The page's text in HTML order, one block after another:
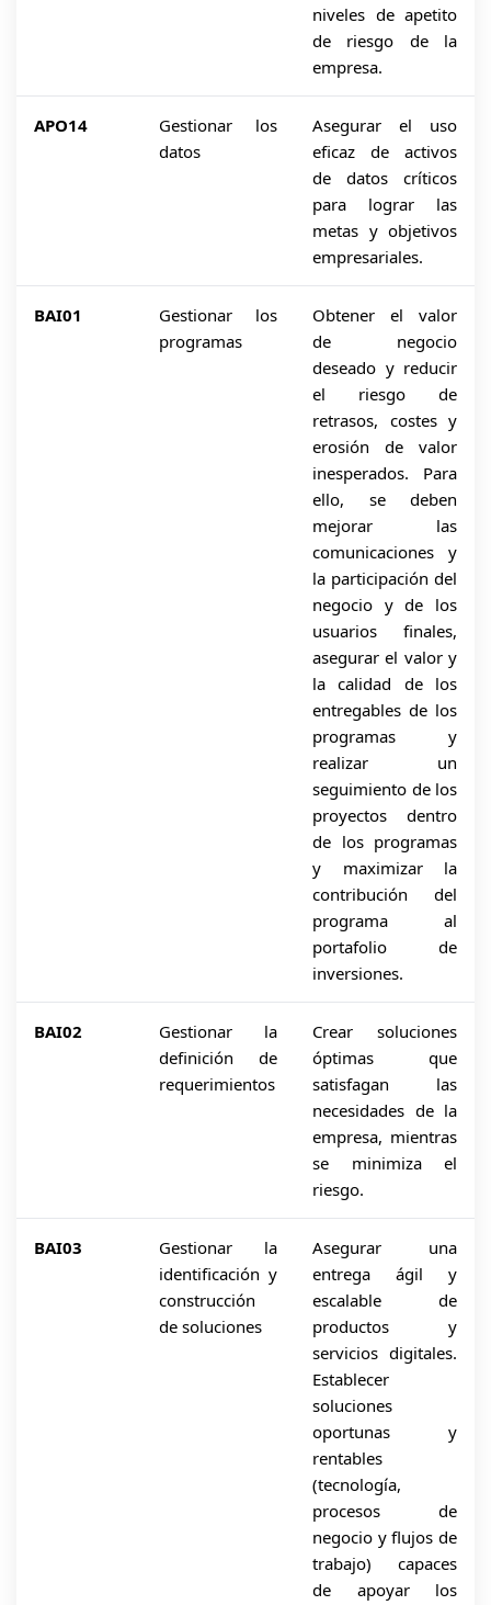
niveles de apetito
de riesgo de la
empresa.
APO14
Gestionar los
datos
Asegurar el uso
eficaz de activos
de datos críticos
para lograr las
metas y objetivos
empresariales.
BAI01
Gestionar los
programas
Obtener el valor
de negocio
deseado y reducir
el riesgo de
retrasos, costes y
erosión de valor
inesperados. Para
ello, se deben
mejorar las
comunicaciones y
la participación del
negocio y de los
usuarios finales,
asegurar el valor y
la calidad de los
entregables de los
programas y
realizar un
seguimiento de los
proyectos dentro
de los programas
y maximizar la
contribución del
programa al
portafolio de
inversiones.
BAI02
Gestionar la
definición de
requerimientos
Crear soluciones
óptimas que
satisfagan las
necesidades de la
empresa, mientras
se minimiza el
riesgo.
BAI03
Gestionar la
identificación y
construcción
de soluciones
Asegurar una
entrega ágil y
escalable de
productos y
servicios digitales.
Establecer
soluciones
oportunas y
rentables
(tecnología,
procesos de
negocio y flujos de
trabajo) capaces
de apoyar los